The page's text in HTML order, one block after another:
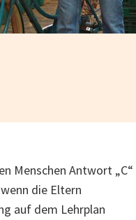
Menschen Antwort „C“
die Eltern
auf dem Lehrplan